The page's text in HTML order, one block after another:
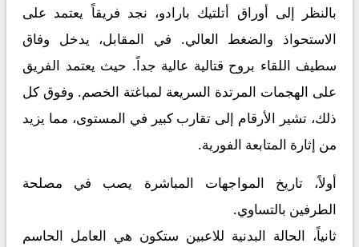
بالنظر إلى أوراق أتلتيك بارادو، نجد فريقاً يعتمد على
الاستحواذ والضغط العالي. في المقابل، يدخل وفاق
سطيف اللقاء بروح قتالية عالية جداً. حيث يعتمد الفريق
على الهجمات المرتدة السريعة لمباغتة الخصم. وفوق كل
ذلك، تشير الأرقام إلى تقارب كبير في المستوى، مما يزيد
من إثارة المتابعة الفورية.
أولاً، تاريخ المواجهات المباشرة يصب في مصلحة
الطرفين بالتساوي.
ثانياً، الحالة البدنية للاعبين ستكون هي العامل الحاسم